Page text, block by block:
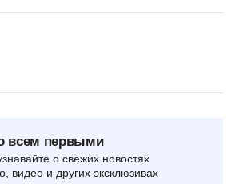
всем первыми
о свежих новостях
видео и других эксклюзивах